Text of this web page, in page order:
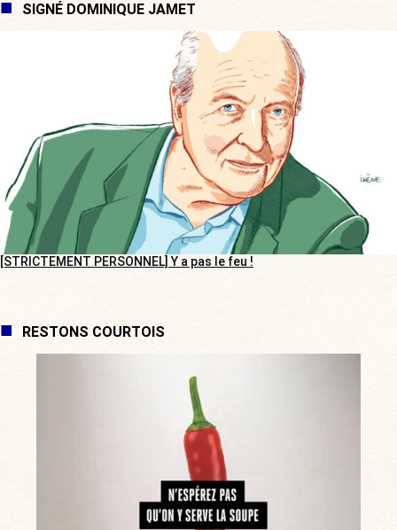
SIGNÉ DOMINIQUE JAMET
[STRICTEMENT PERSONNEL] Y a pas le feu !
RESTONS COURTOIS